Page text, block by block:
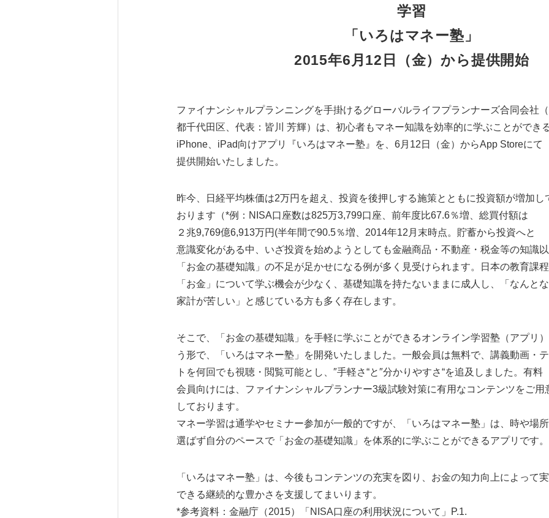
学習
「いろはマネー塾」
2015年6月12日（金）から提供開始
ファイナンシャルプランニングを手掛けるグローバルライフプランナーズ合同会社
都千代田区、代表：皆川 芳輝）は、初心者もマネー知識を効率的に学ぶことができ
iPhone、iPad向けアプリ『いろはマネー塾』を、6月12日（金）からApp Storeにて
提供開始いたしました。
昨今、日経平均株価は2万円を超え、投資を後押しする施策とともに投資額が増加し
おります（*例：NISA口座数は825万3,799口座、前年度比67.6％増、総買付額は
２兆9,769億6,913万円(半年間で90.5％増、2014年12月末時点。貯蓄から投資へと
意識変化がある中、いざ投資を始めようとしても金融商品・不動産・税金等の知識
「お金の基礎知識」の不足が足かせになる例が多く見受けられます。日本の教育課
「お金」について学ぶ機会が少なく、基礎知識を持たないままに成人し、「なんとな
家計が苦しい」と感じている方も多く存在します。
そこで、「お金の基礎知識」を手軽に学ぶことができるオンライン学習塾（アプリ
う形で、「いろはマネー塾」を開発いたしました。一般会員は無料で、講義動画・
トを何回でも視聴・閲覧可能とし、″手軽さ“と″分かりやすさ“を追及しました。有料
会員向けには、ファイナンシャルプランナー3級試験対策に有用なコンテンツをご用
しております。
マネー学習は通学やセミナー参加が一般的ですが、「いろはマネー塾」は、時や場
選ばず自分のペースで「お金の基礎知識」を体系的に学ぶことができるアプリです。
「いろはマネー塾」は、今後もコンテンツの充実を図り、お金の知力向上によって
できる継続的な豊かさを支援してまいります。
*参考資料：金融庁（2015）「NISA口座の利用状況について」P.1.